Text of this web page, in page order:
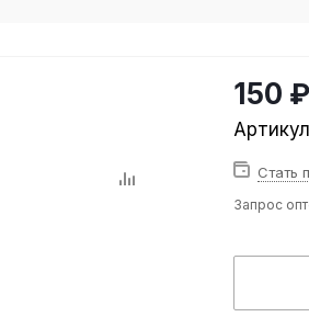
150 ₽
Стать
Запрос